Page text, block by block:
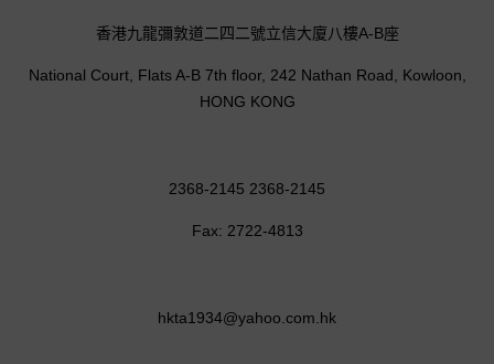
香港九龍彌敦道二四二號立信大廈八樓A-B座
National Court, Flats A-B 7th floor, 242 Nathan Road, Kowloon,
HONG KONG
2368-2145 2368-2145
Fax: 2722-4813
hkta1934@yahoo.com.hk